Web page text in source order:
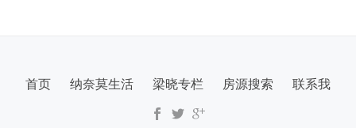
SECONDARY
MENU
首页 纳奈莫生活 梁晓专栏 房源搜索 联系我